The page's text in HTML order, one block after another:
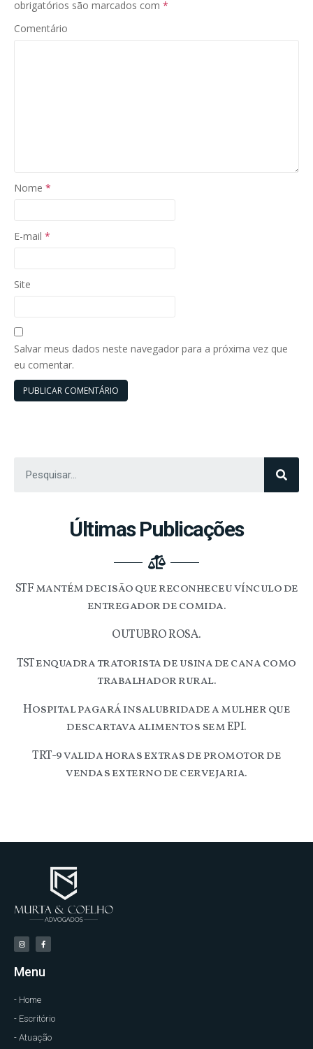
obrigatórios são marcados com *
Comentário
Nome *
E-mail *
Site
Salvar meus dados neste navegador para a próxima vez que
eu comentar.
Últimas Publicações
STF mantém decisão que reconheceu vínculo de
entregador de comida.
OUTUBRO ROSA.
TST enquadra tratorista de usina de cana como
trabalhador rural.
Hospital pagará insalubridade a mulher que
descartava alimentos sem EPI.
TRT-9 valida horas extras de promotor de
vendas externo de cervejaria.
Menu
- Home
- Escritório
- Atuação